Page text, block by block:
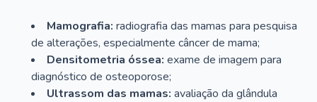
Mamografia: radiografia das mamas para pesquisa
de alterações, especialmente câncer de mama;
Densitometria óssea: exame de imagem para
diagnóstico de osteoporose;
Ultrassom das mamas: avaliação da glândula